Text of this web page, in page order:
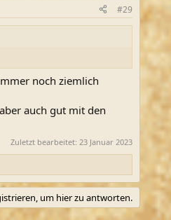
#29
noch ziemlich
auch gut mit den
Zuletzt bearbeitet: 23 Januar 2023
um hier zu antworten.